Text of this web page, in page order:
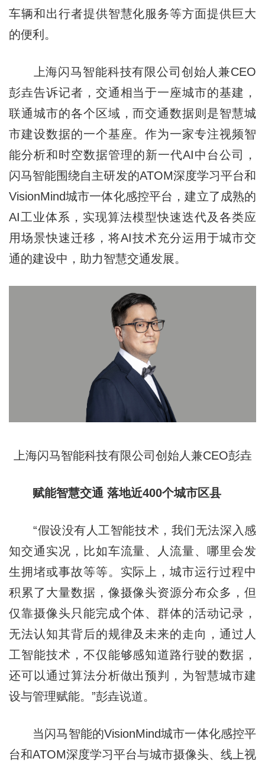
车辆和出行者提供智慧化服务等方面提供巨大
的便利。
上海闪马智能科技有限公司创始人兼CEO
彭垚告诉记者，交通相当于一座城市的基建，
联通城市的各个区域，而交通数据则是智慧城
市建设数据的一个基座。作为一家专注视频智
能分析和时空数据管理的新一代AI中台公司，
闪马智能围绕自主研发的ATOM深度学习平台和
VisionMind城市一体化感控平台，建立了成熟的
AI工业体系，实现算法模型快速迭代及各类应
用场景快速迁移，将AI技术充分运用于城市交
通的建设中，助力智慧交通发展。
上海闪马智能科技有限公司创始人兼CEO彭垚
赋能智慧交通 落地近400个城市区县
“假设没有人工智能技术，我们无法深入感
知交通实况，比如车流量、人流量、哪里会发
生拥堵或事故等等。实际上，城市运行过程中
积累了大量数据，像摄像头资源分布众多，但
仅靠摄像头只能完成个体、群体的活动记录，
无法认知其背后的规律及未来的走向，通过人
工智能技术，不仅能够感知道路行驶的数据，
还可以通过算法分析做出预判，为智慧城市建
设与管理赋能。”彭垚说道。
当闪马智能的VisionMind城市一体化感控平
台和ATOM深度学习平台与城市摄像头、线上视